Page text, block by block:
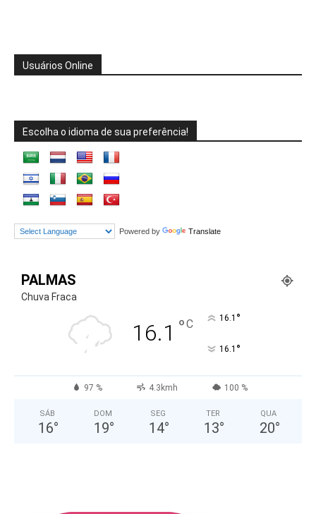
Usuários Online
Escolha o idioma de sua preferência!
Powered by Translate
PALMAS
Chuva Fraca
16.1 °C 16.1 °
16.1 °
97 % 4.3kmh 100 %
SÁB
16°
DOM
19°
SEG
14°
TER
13°
QUA
20°